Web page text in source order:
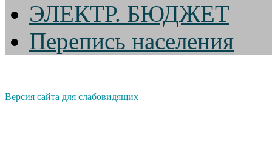
ЭЛЕКТР. БЮДЖЕТ
Перепись населения
Версия сайта для слабовидящих